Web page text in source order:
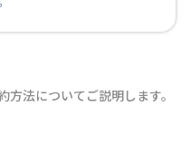
方法についてご説明します。